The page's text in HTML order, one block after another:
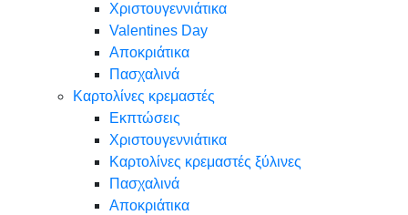
Χριστουγεννιάτικα
Valentines Day
Αποκριάτικα
Πασχαλινά
Καρτολίνες κρεμαστές
Εκπτώσεις
Χριστουγεννιάτικα
Καρτολίνες κρεμαστές ξύλινες
Πασχαλινά
Αποκριάτικα